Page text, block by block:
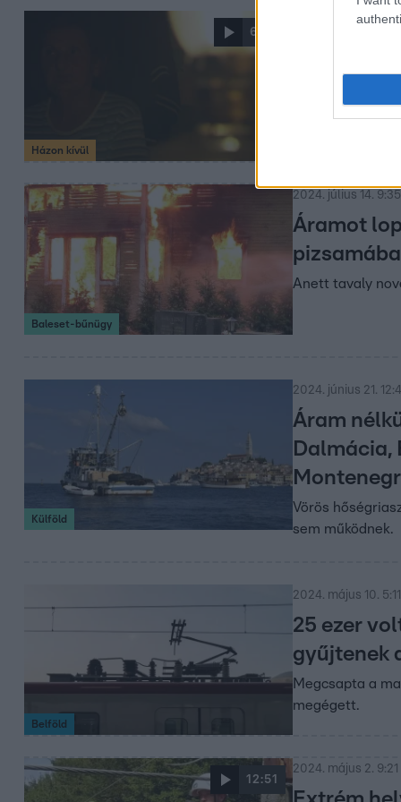
6:32
Házon kívül
2024. szeptember
ellenére sem
Baleset-bűnügy
2024. július 14. 9:35
Áramot
Anett tavaly
Külföld
2024. június 21.
Áram
Dalmácia,
Vörös
sem működnek.
Belföld
2024. május 10. 5:11
25 ezer
gyűjtenek
Megcsapta a
megégett.
12:51
2024. május 2. 9:21